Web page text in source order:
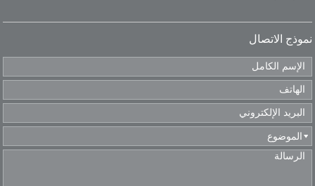
نموذج الاتصال